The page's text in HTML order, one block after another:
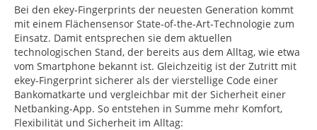
Bei den ekey-Fingerprints der neuesten Generation kommt
mit einem Flächensensor State-of-the-Art-Technologie zum
Einsatz. Damit entsprechen sie dem aktuellen
technologischen Stand, der bereits aus dem Alltag, wie etwa
vom Smartphone bekannt ist. Gleichzeitig ist der Zutritt mit
ekey-Fingerprint sicherer als der vierstellige Code einer
Bankomatkarte und vergleichbar mit der Sicherheit einer
Netbanking-App. So entstehen in Summe mehr Komfort,
Flexibilität und Sicherheit im Alltag: